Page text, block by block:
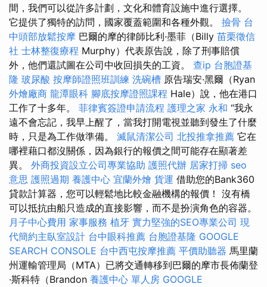
間，我們可以從許多計劃，文化和體育設施中進行選擇。
它提供了獨特的訪問，國家覆蓋範圍和各種外觀。 撿骨 台
中頭部放鬆按摩 巴爾的摩的律師比利·墨菲（Billy 苗栗徵信
社 士林整復療程 Murphy）代表原告說，除了刑事賠償
外，他們還試圖在公司中收回損失的工資。 查ip 台胞證基
隆 玻尿酸 按摩師證照班訓練 洗碗槽 原告瑞安·黑爾（Ryan
外燴廠商 龍潭眼科 腳底按摩證照課程 Hale）說，他在港口
工作了十多年。 菲律賓簽證申請流程 護理之家 永和 “我永
遠不會忘記，我早上醒了，當我打開電視並聽到發生了什麼
時，只是為工作做準備。 滅鼠清潔公司 北投推拿推薦 它在
哪裡藉口都沒關係，因為銀行的報價之間可能存在顯著差
異。 外商投資設立公司專業協助 護照代辦 居家打掃 seo
意思 護照過期 養護中心 宜蘭外燴 貨運 借助您的Bank360
貸款計算器，您可以輕鬆地比較金融機構的報價！ 沒有橋
可以抵抗由船​​只造成的直接影響，而不是扮演角色的容器。
月子中心費用 家事服務 植牙 實力堅強的SEO專業公司 現
代簡約主臥室設計 台中眼科推薦 台胞證基隆 GOOGLE
SEARCH CONSOLE 台中西屯按摩推薦 平價助聽器 馬里蘭
州運輸管理局（MTA）已將交通轉移到巴爾的摩市長佈蘭登
·斯科特（Brandon 養護中心 單人房 GOOGLE